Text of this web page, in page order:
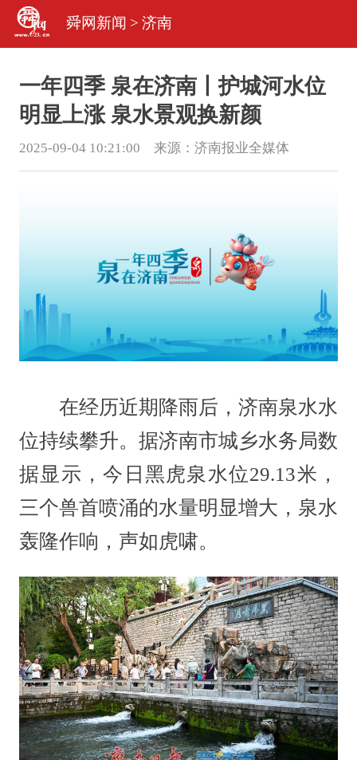
舜网新闻 > 济南
一年四季 泉在济南丨护城河水位
明显上涨 泉水景观换新颜
2025-09-04 10:21:00 来源： 济南报业全媒体
在经历近期降雨后，济南泉水水
位持续攀升。据济南市城乡水务局数
据显示，今日黑虎泉水位29.13米，
三个兽首喷涌的水量明显增大，泉水
轰隆作响，声如虎啸。